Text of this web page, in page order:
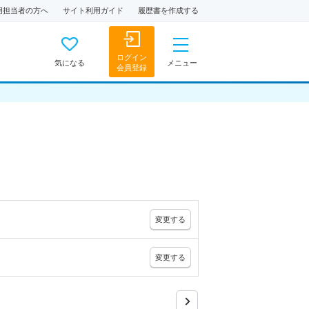
担当者の方へ サイト利用ガイド 履歴書を作成する
気になる
ログイン
会員登録
メニュー
変更する
変更する